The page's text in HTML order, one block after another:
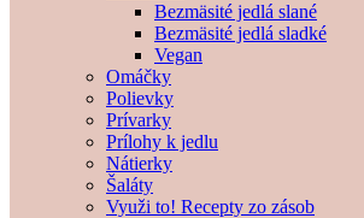
Bezmäsité jedlá slané
Bezmäsité jedlá sladké
Vegan
Omáčky
Polievky
Prívarky
Prílohy k jedlu
Nátierky
Šaláty
Využi to! Recepty zo zásob